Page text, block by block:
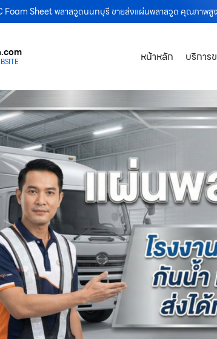
Foam Sheet พลาสวูดนนทบุรี ขายส่งแผ่นพลาสวูด คุณภาพสู
หน้าหลัก บริการ